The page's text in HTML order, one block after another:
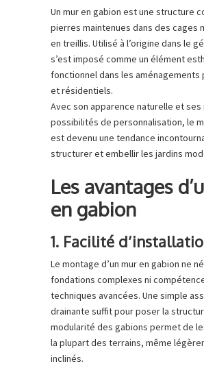
Un mur en gabion est une structure
pierres maintenues dans des cages
en treillis. Utilisé à l’origine dans le
s’est imposé comme un élément
fonctionnel dans les aménagements
et résidentiels.
Avec son apparence naturelle et
possibilités de personnalisation, le
est devenu une tendance
structurer et embellir les jardins
Les avantages
en gabion
1. Facilité
Le montage d’un mur en gabion ne
fondations complexes ni
techniques avancées. Une simple
drainante suffit pour poser la
modularité des gabions permet de
la plupart des terrains, même
inclinés.